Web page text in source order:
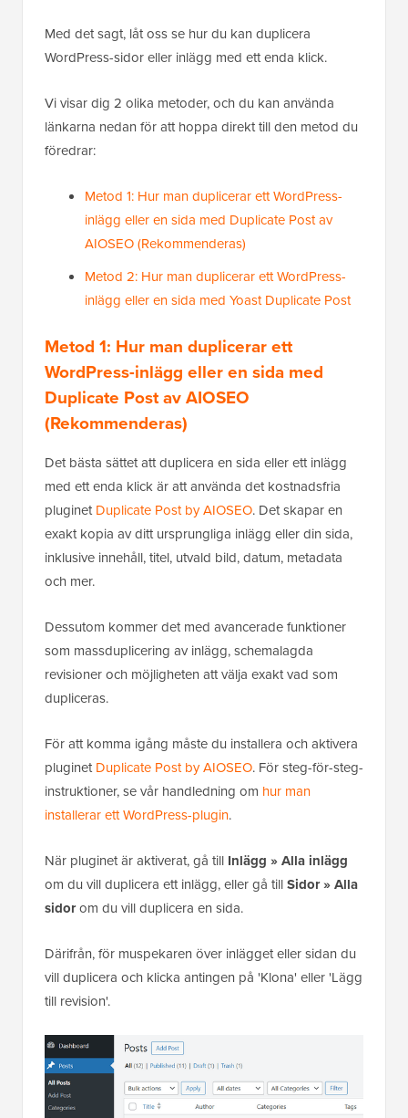
Med det sagt, låt oss se hur du kan duplicera
WordPress-sidor eller inlägg med ett enda klick.
Vi visar dig 2 olika metoder, och du kan använda
länkarna nedan för att hoppa direkt till den metod du
föredrar:
Metod 1: Hur man duplicerar ett WordPress-
inlägg eller en sida med Duplicate Post av
AIOSEO (Rekommenderas)
Metod 2: Hur man duplicerar ett WordPress-
inlägg eller en sida med Yoast Duplicate Post
Metod 1: Hur man duplicerar ett
WordPress-inlägg eller en sida med
Duplicate Post av AIOSEO
(Rekommenderas)
Det bästa sättet att duplicera en sida eller ett inlägg
med ett enda klick är att använda det kostnadsfria
pluginetDuplicate Post by AIOSEO. Det skapar en
exakt kopia av ditt ursprungliga inlägg eller din sida,
inklusive innehåll, titel, utvald bild, datum, metadata
och mer.
Dessutom kommer det med avancerade funktioner
som massduplicering av inlägg, schemalagda
revisioner och möjligheten att välja exakt vad som
dupliceras.
För att komma igång måste du installera och aktivera
pluginetDuplicate Post by AIOSEO. För steg-för-steg-
instruktioner, se vår handledning om hur man
installerar ett WordPress-plugin.
När pluginet är aktiverat, gå till Inlägg » Alla inlägg
om du vill duplicera ett inlägg, eller gå tillSidor » Alla
sidorom du vill duplicera en sida.
Därifrån, för muspekaren över inlägget eller sidan du
vill duplicera och klicka antingen på 'Klona' eller 'Lägg
till revision'.